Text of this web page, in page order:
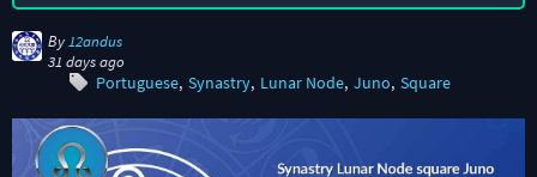
By 12andus
31 days ago
Portuguese Synastry Lunar Node Juno Square